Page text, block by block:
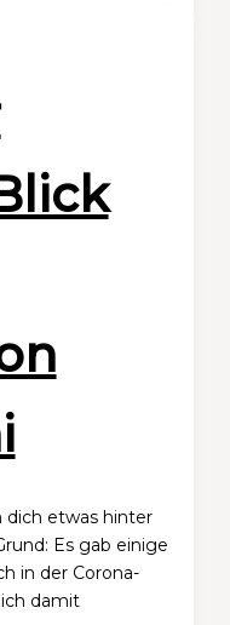
etwas hinter
Es gab einige
in der Corona-
damit